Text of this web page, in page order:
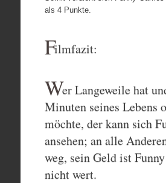
als 4 Punkte.
Filmfazit:
Wer Langeweile hat
Minuten seines Lebens
möchte, der kann sich
ansehen; an alle
weg, sein Geld ist
nicht wert.